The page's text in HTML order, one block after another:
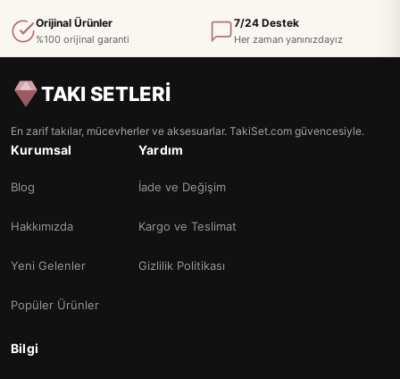
Orijinal Ürünler
%100 orijinal garanti
7/24 Destek
Her zaman yanınızdayız
TAKI SETLERİ
En zarif takılar, mücevherler ve aksesuarlar. TakiSet.com güvencesiyle.
Kurumsal
Blog
Hakkımızda
Yeni Gelenler
Popüler Ürünler
Yardım
İade ve Değişim
Kargo ve Teslimat
Gizlilik Politikası
Bilgi